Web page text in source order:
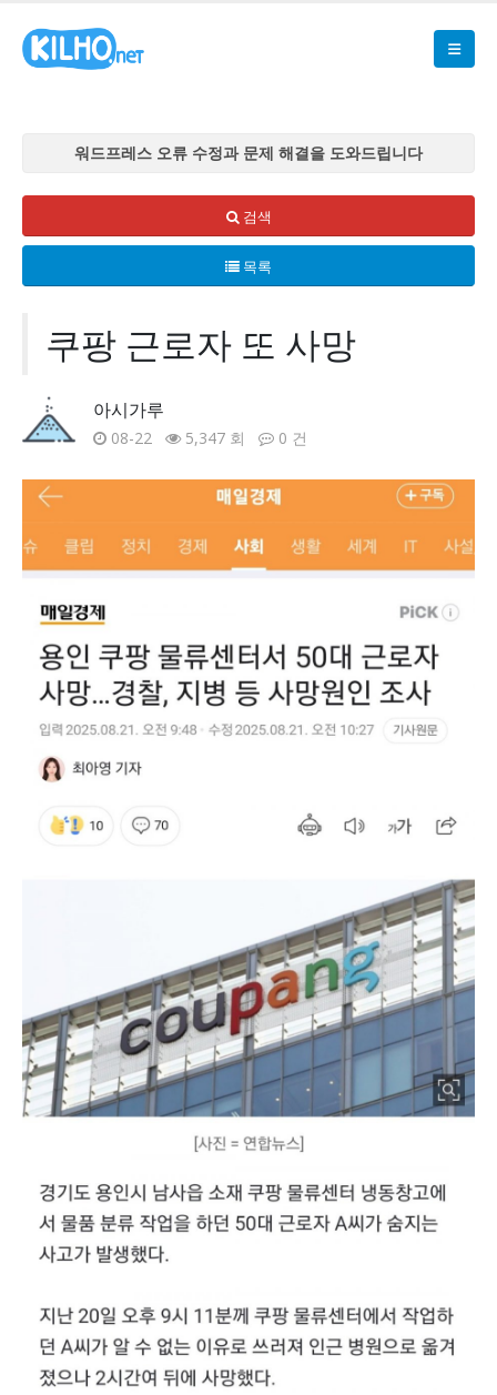
워드프레스 오류 수정과 문제 해결을 도와드립니다
워드프레스 오류 수정과 문제 해결을 도와드립니다
워드프레스 오류 수정과 문제 해결을 도와드립니다
워드프레스 오류 수정과 문제 해결을 도와드립니다
검색
목록
쿠팡 근로자 또 사망
아시가루
08-22 5,347 회 0 건